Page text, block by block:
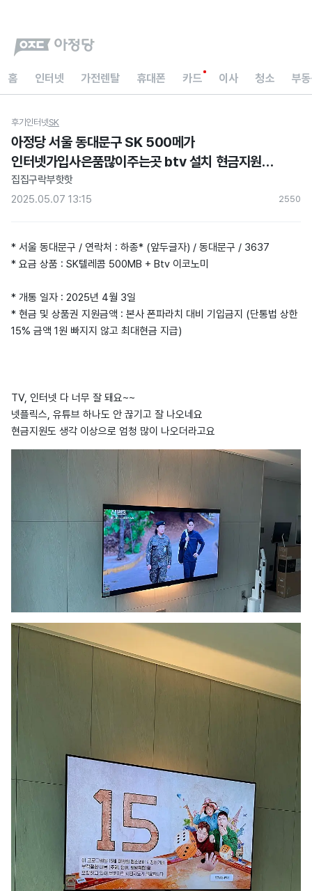
홈 인터넷 가전렌탈 휴대폰 카드 이사 청소 부
후기 인터넷SK
아정당 서울 동대문구 SK 500메가
인터넷가입사은품많이주는곳 btv 설치 현금지원
받은 후기
집집구락부핫핫
2025.05.07 13:15
2550
* 서울 동대문구 / 연락처 : 하종* (앞두글자) / 동대문구 / 3637
* 요금 상품 : SK텔레콤 500MB + Btv 이코노미
* 개통 일자 : 2025년 4월 3일
* 현금 및 상품권 지원금액 : 본사 폰파라치 대비 기입금지 (단통법 상한
15% 금액 1원 빠지지 않고 최대현금 지급)
TV, 인터넷 다 너무 잘 돼요~~
넷플릭스, 유튜브 하나도 안 끊기고 잘 나오네요
현금지원도 생각 이상으로 엄청 많이 나오더라고요